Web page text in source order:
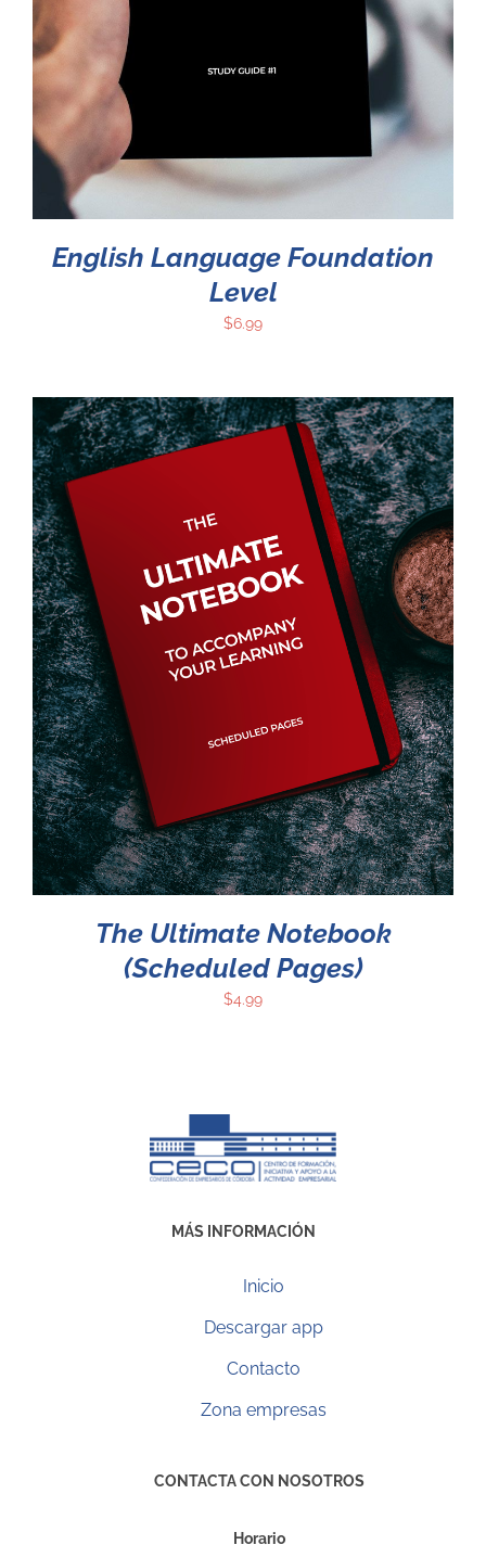
English Language Foundation
Level
$6.99
The Ultimate Notebook
(Scheduled Pages)
$4.99
MÁS INFORMACIÓN
Inicio
Descargar app
Contacto
Zona empresas
CONTACTA CON NOSOTROS
Horario